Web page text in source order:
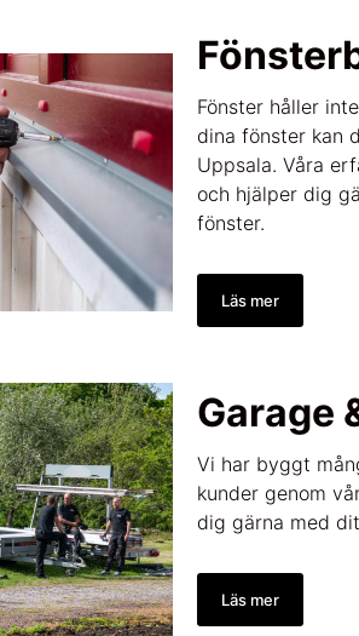
Fönster håller
dina fönster kan
Uppsala. Våra
och hjälper dig
fönster.
Läs mer
Garage
Vi har byggt
kunder genom
dig gärna med
Läs mer